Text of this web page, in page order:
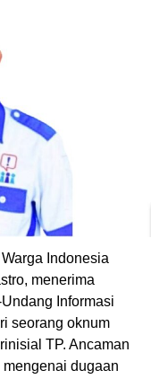
Indonesia
menerima
Informasi
seorang oknum
TP. Ancaman
dugaan